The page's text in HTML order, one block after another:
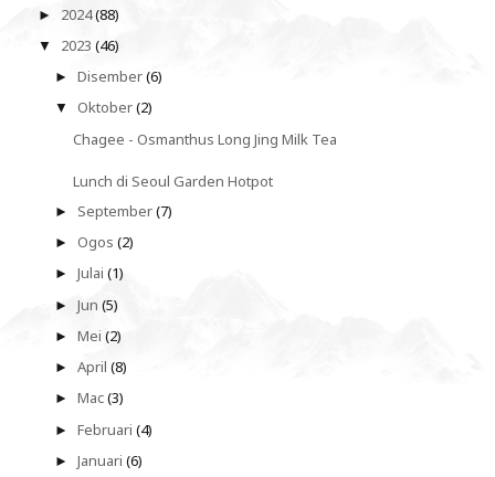
► 2024(88)
▼ 2023 (46)
►Disember(6)
▼Oktober(2)
Chagee - Osmanthus Long Jing Milk Tea
Lunch di Seoul Garden Hotpot
► September(7)
►Ogos(2)
►Julai(1)
►Jun(5)
►Mei(2)
►April(8)
►Mac(3)
►Februari(4)
►Januari(6)